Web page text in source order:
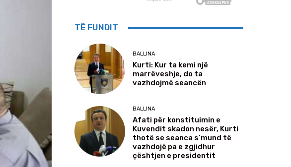
TË FUNDIT
BALLINA
Kurti: Kur ta kemi një
marrëveshje, do ta
vazhdojmë seancën
BALLINA
Afati për konstituimin e
Kuvendit skadon nesër, Kurti
thotë se seanca s’mund të
vazhdojë pa e zgjidhur
çështjen e presidentit